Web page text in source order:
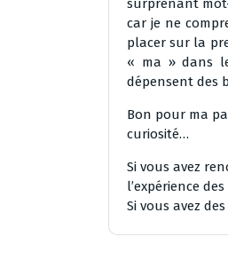
surprenant
car je ne
placer sur la
« ma » dans
dépensent des
Bon pour ma
curiosité…
Si vous avez
l’expérience
Si vous avez